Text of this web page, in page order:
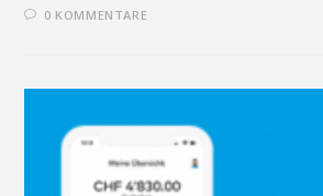
0 KOMMENTARE